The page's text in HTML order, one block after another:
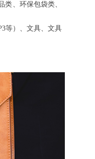
、环保包袋类、
等）、文具、文具